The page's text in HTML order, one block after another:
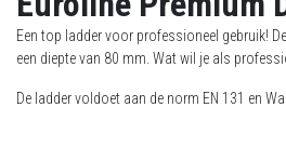
Een top ladder voor professioneel gebruik!
een diepte van 80 mm. Wat wil je als
De ladder voldoet aan de norm EN 131 en